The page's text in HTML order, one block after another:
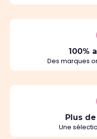
100%
Des marques
Plus
Une